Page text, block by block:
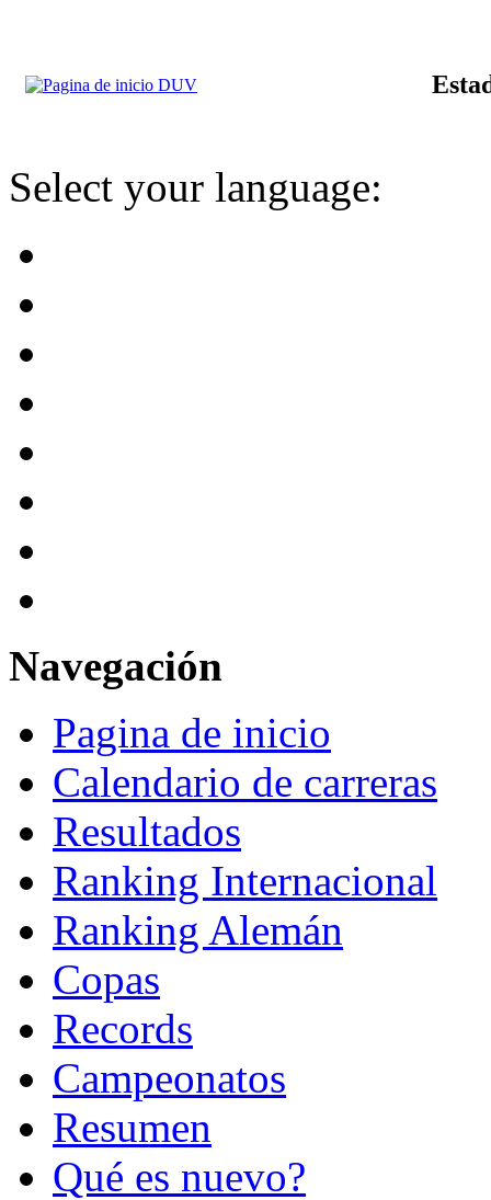
Select your language:
Navegación
Pagina de inicio
Calendario de carreras
Resultados
Ranking Internacional
Ranking Alemán
Copas
Records
Campeonatos
Resumen
Qué es nuevo?